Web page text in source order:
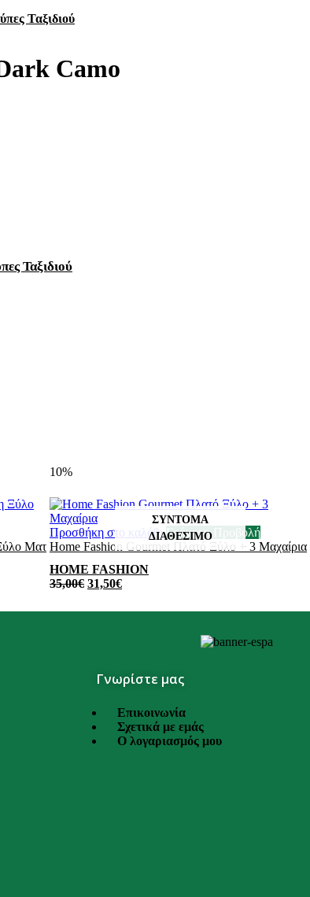
Ταξιδιού
Camo
Ταξιδιού
Ματ
10%
Προσθήκη στο καλάθι Γρήγορη Προβολή
Home Fashion Gourmet Πλατό Ξύλο + 3 Μαχαίρια
HOME FASHION
35,00€ 31,50€
Γνωρίστε μας
Επικοινωνία
Σχετικά με εμάς
Ο λογαριασμός μου